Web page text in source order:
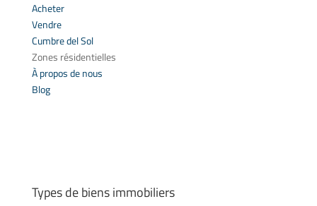
Acheter
Vendre
Cumbre del Sol
Zones résidentielles
À propos de nous
Blog
Types de biens immobiliers